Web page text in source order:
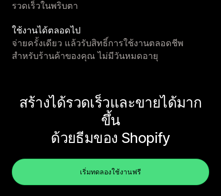
รวดเร็วในพริบตา
ใช้งานได้ตลอดไป
จ่ายครั้งเดียว แล้วรับสิทธิ์การใช้งานตลอดชีพ
สำหรับร้านค้าของคุณ ไม่มีวันหมดอายุ
สร้างได้รวดเร็วและขายได้มาก
ขึ้น
ด้วยธีมของ Shopify
เริ่มทดลองใช้งานฟรี